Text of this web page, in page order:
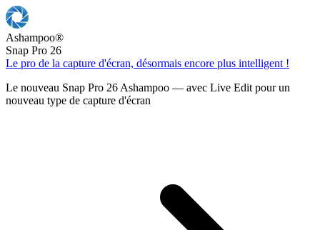
Ashampoo®
Snap Pro 26
Le pro de la capture d'écran, désormais encore plus intelligent !
Le nouveau Snap Pro 26 Ashampoo — avec Live Edit pour un
nouveau type de capture d'écran